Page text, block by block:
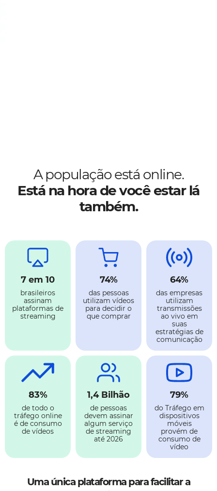
A população está online.
Está na hora de você estar lá
também.
7 em 10
brasileiros
assinam
plataformas de
streaming
74%
das pessoas
utilizam vídeos
para decidir o
que comprar
64%
das empresas
utilizam
transmissões
ao vivo em
suas
estratégias de
comunicação
83%
de todo o
tráfego online
é de consumo
de vídeos
1,4 Bilhão
de pessoas
devem assinar
algum serviço
de streaming
até 2026
79%
do Tráfego em
dispositivos
móveis
provém de
consumo de
vídeo
Uma única plataforma para facilitar a